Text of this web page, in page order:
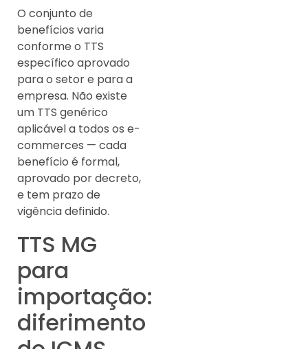
O conjunto de
benefícios varia
conforme o TTS
específico aprovado
para o setor e para a
empresa. Não existe
um TTS genérico
aplicável a todos os e-
commerces — cada
benefício é formal,
aprovado por decreto,
e tem prazo de
vigência definido.
TTS MG
para
importação:
diferimento